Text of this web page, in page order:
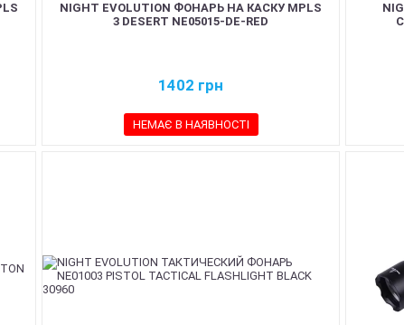
NIGHT EVOLUTION ФОНАРЬ НА КАСКУ MPLS
3 DESERT NE05015-DE-RED
1402 грн
НЕМАЄ В НАЯВНОСТІ